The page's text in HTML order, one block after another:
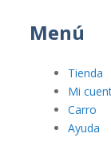
Menú
Tienda
Mi
Carro
Ayuda